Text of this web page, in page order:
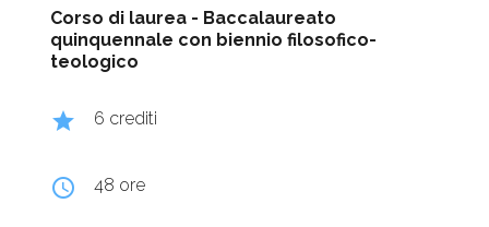
Corso di laurea - Baccalaureato
quinquennale con biennio filosofico-
teologico
grade 6 crediti
query_builder 48 ore